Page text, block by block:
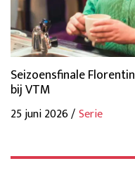
Seizoensfinale
bij VTM
25 juni 2026 /Serie